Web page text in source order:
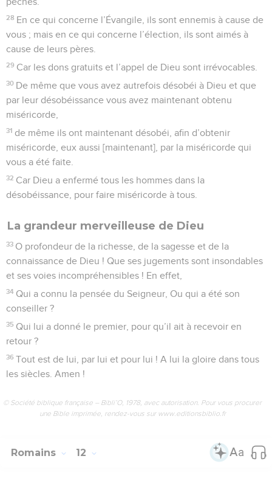
28 En ce qui concerne l’Évangile, ils sont ennemis à cause de
vous ; mais en ce qui concerne l’élection, ils sont aimés à
cause de leurs pères.
29 Car les dons gratuits et l’appel de Dieu sont irrévocables.
30 De même que vous avez autrefois désobéi à Dieu et que
par leur désobéissance vous avez maintenant obtenu
miséricorde,
31 de même ils ont maintenant désobéi, afin d’obtenir
miséricorde, eux aussi [maintenant], par la miséricorde qui
vous a été faite.
32 Car Dieu a enfermé tous les hommes dans la
désobéissance, pour faire miséricorde à tous.
La grandeur merveilleuse de Dieu
33 O profondeur de la richesse, de la sagesse et de la
connaissance de Dieu ! Que ses jugements sont insondables
et ses voies incompréhensibles ! En effet,
34 Qui a connu la pensée du Seigneur, Ou qui a été son
conseiller ?
35 Qui lui a donné le premier, pour qu’il ait à recevoir en
retour ?
36 Tout est de lui, par lui et pour lui ! A lui la gloire dans tous
les siècles. Amen !
© Société biblique française – Bibli’O, 1978, avec autorisation. Pour vous procurer
une Bible imprimée, rendez-vous sur www.editionsbiblio.fr
Romains 12